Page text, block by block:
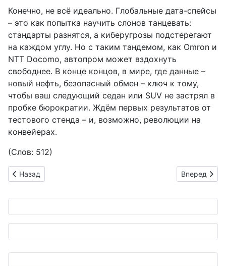
Конечно, не всё идеально. Глобальные дата-спейсы
– это как попытка научить слонов танцевать:
стандарты разнятся, а киберугрозы подстерегают
на каждом углу. Но с таким тандемом, как Omron и
NTT Docomo, автопром может вздохнуть
свободнее. В конце концов, в мире, где данные –
новый нефть, безопасный обмен – ключ к тому,
чтобы ваш следующий седан или SUV не застрял в
пробке бюрократии. Ждём первых результатов от
тестового стенда – и, возможно, революции на
конвейерах.
(Слов: 512)
Предыдущий: Маленький гигант на колесах: AIM EVM
Назад Следующий:
Вперед